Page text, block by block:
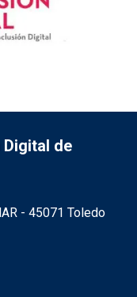
de
- 45071 Toledo